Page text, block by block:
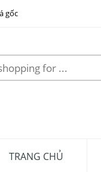
gốc
TRANG CHỦ